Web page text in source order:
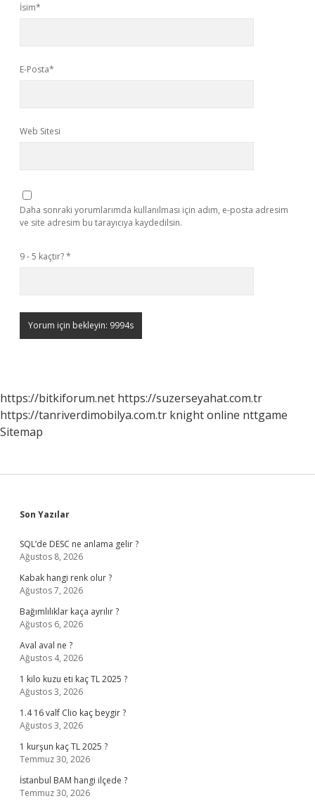
İsim*
E-Posta*
Web Sitesi
Daha sonraki yorumlarımda kullanılması için adım, e-posta adresim
ve site adresim bu tarayıcıya kaydedilsin.
9 - 5 kaçtır?*
https://bitkiforum.net https://suzerseyahat.com.tr
https://tanriverdimobilya.com.tr knight online nttgame
Sitemap
Sidebar
Son Yazılar
SQL’de DESC ne anlama gelir ?
Ağustos 8, 2026
Kabak hangi renk olur ?
Ağustos 7, 2026
Bağımlılıklar kaça ayrılır ?
Ağustos 6, 2026
Aval aval ne ?
Ağustos 4, 2026
1 kilo kuzu eti kaç TL 2025 ?
Ağustos 3, 2026
1.4 16 valf Clio kaç beygir ?
Ağustos 3, 2026
1 kurşun kaç TL 2025 ?
Temmuz 30, 2026
İstanbul BAM hangi ilçede ?
Temmuz 30, 2026